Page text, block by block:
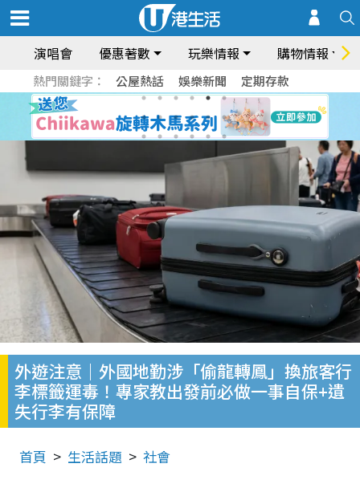
演唱會 優惠著數 玩樂情報 購物情報
熱門關鍵字： 公屋熱話 娛樂新聞 定期存款
外遊注意｜外國地勤涉「偷龍轉鳳」換旅客行
李標籤運毒！專家教出發前必做一事自保+遺
失行李有保障
首頁 生活話題 社會